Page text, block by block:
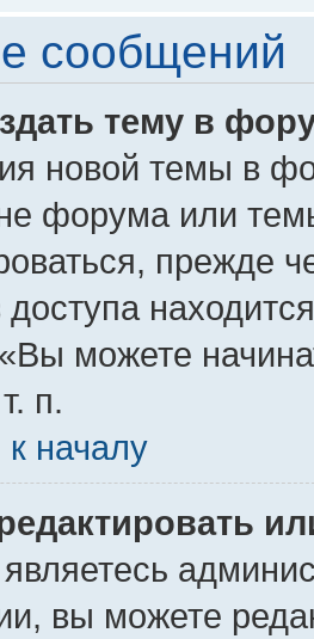
сообщений
тему в
новой темы в
форума или
прежде
можете
п.
началу
вы можете